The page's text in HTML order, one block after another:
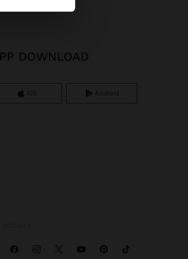
APP DOWNLOAD
iOS Android